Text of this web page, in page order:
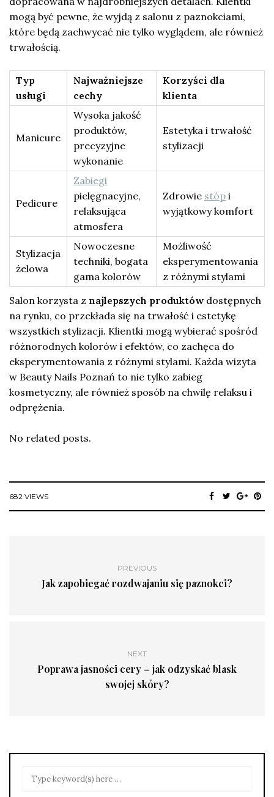
mogą być pewne, że wyjdą z salonu z paznokciami,
które będą zachwycać nie tylko wyglądem, ale również
trwałością.
Typ
usługi
Najważniejsze
cechy
Korzyści dla
klienta
Manicure
Wysoka jakość
produktów,
precyzyjne
wykonanie
Estetyka i trwałość
stylizacji
Pedicure
Zabiegi
pielęgnacyjne,
relaksująca
atmosfera
Zdrowie stóp i
wyjątkowy komfort
Stylizacja
żelowa
Nowoczesne
techniki, bogata
gama kolorów
Możliwość
eksperymentowania
z różnymi stylami
Salon korzysta z najlepszych produktów dostępnych
na rynku, co przekłada się na trwałość i estetykę
wszystkich stylizacji. Klientki mogą wybierać spośród
różnorodnych kolorów i efektów, co zachęca do
eksperymentowania z różnymi stylami. Każda wizyta
w Beauty Nails Poznań to nie tylko zabieg
kosmetyczny, ale również sposób na chwilę relaksu i
odprężenia.
No related posts.
682 VIEWS
PREVIOUS
Jak zapobiegać rozdwajaniu się paznokci?
NEXT
Poprawa jasności cery – jak odzyskać blask
swojej skóry?